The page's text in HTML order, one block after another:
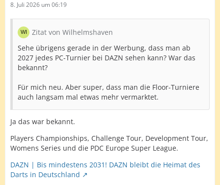
8. Juli 2026 um 06:19
Zitat von Wilhelmshaven
Sehe übrigens gerade in der Werbung, dass man ab
2027 jedes PC-Turnier bei DAZN sehen kann? War das
bekannt?
Für mich neu. Aber super, dass man die Floor-Turniere
auch langsam mal etwas mehr vermarktet.
Ja das war bekannt.
Players Championships, Challenge Tour, Development Tour,
Womens Series und die PDC Europe Super League.
DAZN | Bis mindestens 2031! DAZN bleibt die Heimat des
Darts in Deutschland